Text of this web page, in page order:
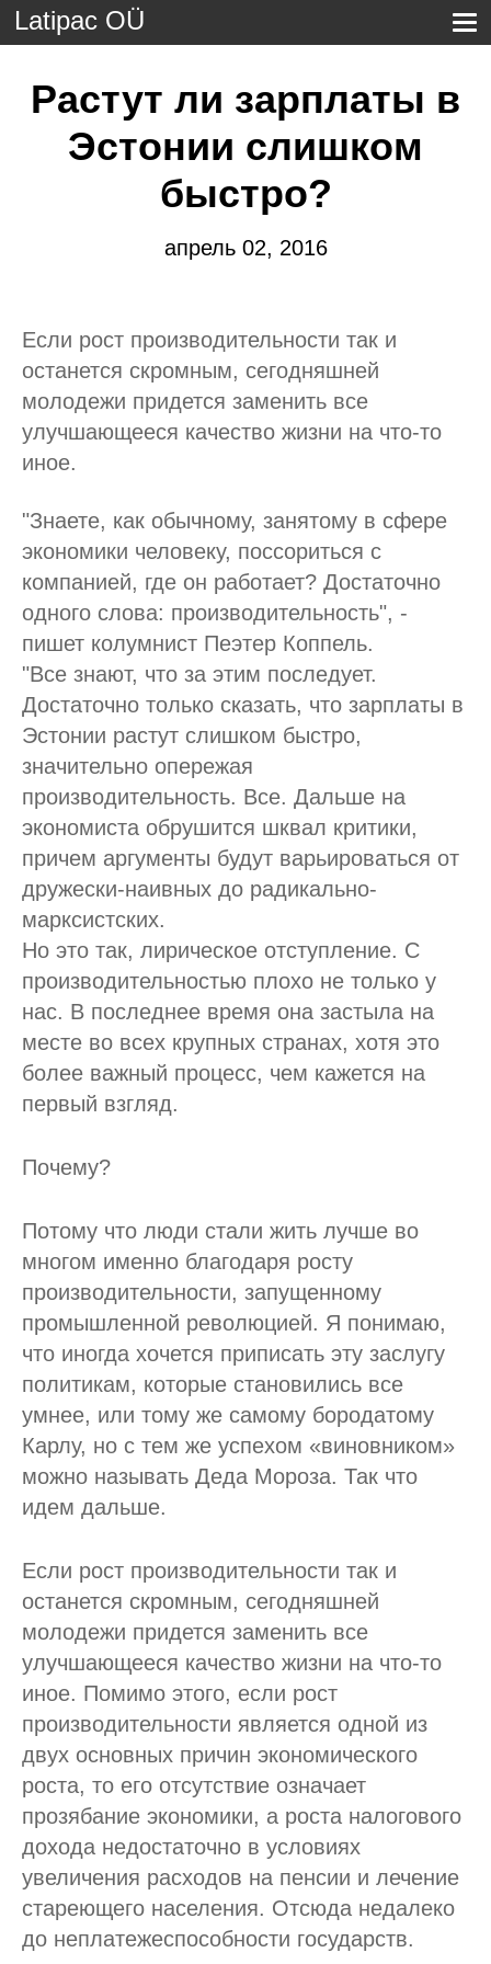
Latipac OÜ
Растут ли зарплаты в
Эстонии слишком
быстро?
апрель 02, 2016
Если рост производительности так и
останется скромным, сегодняшней
молодежи придется заменить все
улучшающееся качество жизни на что-то
иное.
"Знаете, как обычному, занятому в сфере
экономики человеку, поссориться с
компанией, где он работает? Достаточно
одного слова: производительность", -
пишет колумнист Пеэтер Коппель.
"Все знают, что за этим последует.
Достаточно только сказать, что зарплаты в
Эстонии растут слишком быстро,
значительно опережая
производительность. Все. Дальше на
экономиста обрушится шквал критики,
причем аргументы будут варьироваться от
дружески-наивных до радикально-
марксистских.
Но это так, лирическое отступление. С
производительностью плохо не только у
нас. В последнее время она застыла на
месте во всех крупных странах, хотя это
более важный процесс, чем кажется на
первый взгляд.
Почему?
Потому что люди стали жить лучше во
многом именно благодаря росту
производительности, запущенному
промышленной революцией. Я понимаю,
что иногда хочется приписать эту заслугу
политикам, которые становились все
умнее, или тому же самому бородатому
Карлу, но с тем же успехом «виновником»
можно называть Деда Мороза. Так что
идем дальше.
Если рост производительности так и
останется скромным, сегодняшней
молодежи придется заменить все
улучшающееся качество жизни на что-то
иное. Помимо этого, если рост
производительности является одной из
двух основных причин экономического
роста, то его отсутствие означает
прозябание экономики, а роста налогового
дохода недостаточно в условиях
увеличения расходов на пенсии и лечение
стареющего населения. Отсюда недалеко
до неплатежеспособности государств.